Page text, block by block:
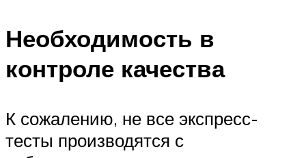
Необходимость в
контроле качества
К сожалению, не все экспресс-
тесты производятся с